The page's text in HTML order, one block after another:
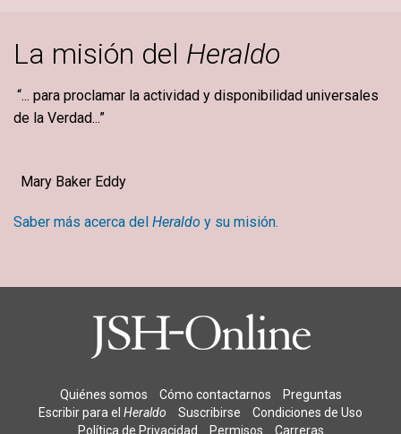
La misión del Heraldo
“... para proclamar la actividad y disponibilidad universales
de la Verdad...”
Mary Baker Eddy
Saber más acerca del Heraldo y su misión.
Quiénes somos Cómo contactarnos
Preguntas
Escribir para el Heraldo Suscribirse
Condiciones de Uso
Política de Privacidad
Permisos Carreras